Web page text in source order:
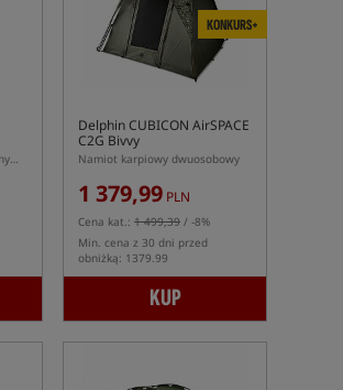
Namiot karpiowy z dmuchanym stelażem Avid Carp InflataHouse Compact
KONKURS+
Delphin CUBICON AirSPACE
C2G Bivvy
Namiot karpiowy dwuosobowy
1 379,99 PLN
Cena kat.: 1 499,39 / -8%
Min. cena z 30 dni przed
obniżką: 1379.99
KUP